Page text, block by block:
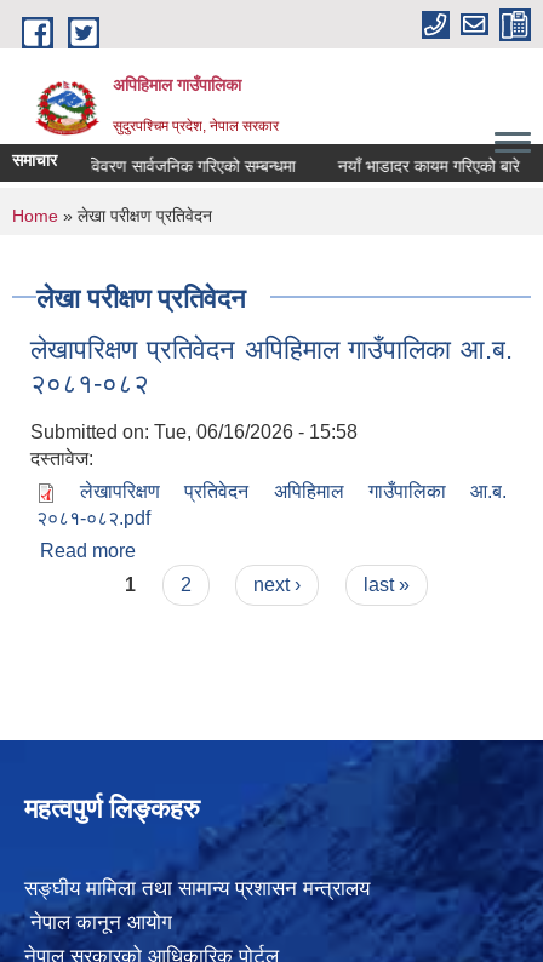
Skip to main content
अपिहिमाल गाउँपालिका
सुदुरपश्चिम प्रदेश, नेपाल सरकार
समाचारखर्च विवरण सार्वजनिक गरिएको सम्बन्धमा नयाँ भाडादर कायम गरिएको बारे
You are here
Home » लेखा परीक्षण प्रतिवेदन
लेखा परीक्षण प्रतिवेदन
लेखापरिक्षण प्रतिवेदन अपिहिमाल गाउँपालिका आ.ब.
२०८१-०८२
Submitted on: Tue, 06/16/2026 - 15:58
दस्तावेज:
लेखापरिक्षण प्रतिवेदन अपिहिमाल गाउँपालिका आ.ब.
२०८१-०८२.pdf
Read more
२०८१-०८२
Pages
1 2 next › last »
महत्वपुर्ण लिङ्कहरु
सङ्घीय मामिला तथा सामान्य प्रशासन मन्त्रालय
नेपाल कानून आयोग
नेपाल सरकारको आधिकारिक पोर्टल